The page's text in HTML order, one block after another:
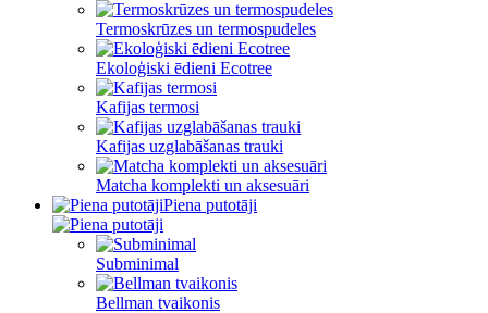
Termoskrūzes un termospudeles
Ekoloģiski ēdieni Ecotree
Kafijas termosi
Kafijas uzglabāšanas trauki
Matcha komplekti un aksesuāri
Piena putotāji
Subminimal
Bellman tvaikonis